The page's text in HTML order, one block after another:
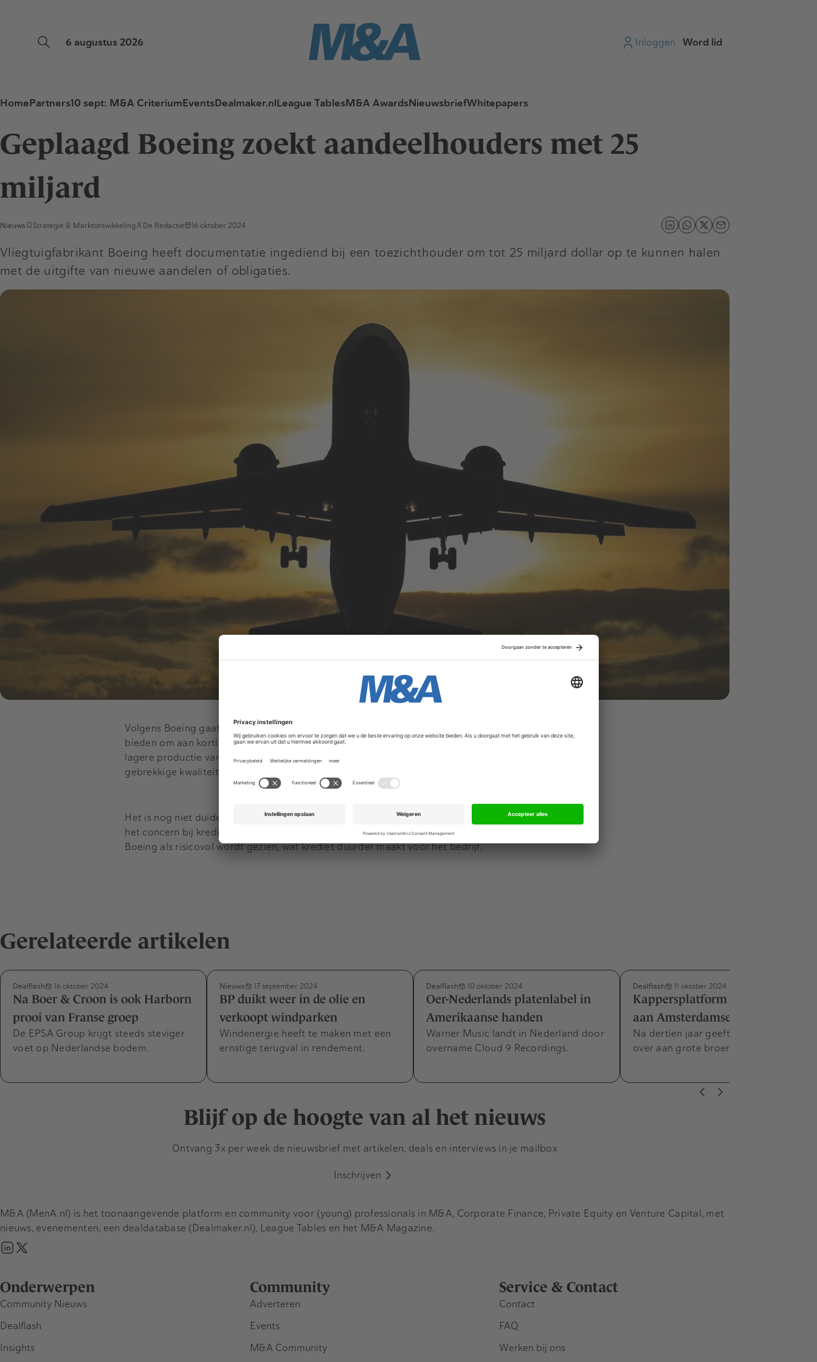
6 augustus 2026 Inloggen Word lid
HomePartners10 sept: M&A CriteriumEventsDealmaker.nlLeague TablesM&A AwardsNieuwsbriefWhitepapers
Geplaagd Boeing zoekt aandeelhouders met 25
miljard
Nieuws Strategie & Marktontwikkeling De Redactie 16 oktober 2024
Vliegtuigfabrikant Boeing heeft documentatie ingediend bij een toezichthouder om tot 25 miljard dollar op te kunnen halen
met de uitgifte van nieuwe aandelen of obligaties.
Volgens Boeing gaat het om voorzorgsmaatregelen die het bedrijf voldoende mogelijkheden moeten
bieden om aan kortlopende financiële verplichtingen te kunnen voldoen.
Boeing
kampt met een veel
lagere productie van zijn belangrijke 737 MAX-toestellen door een staking en zorgen over de
gebrekkige kwaliteitscontroles.
Het is nog niet duidelijk hoeveelBoeingwil ophalen met nieuwe aandelen. Onlangs werd duidelijk dat
het concern bij kredietbeoordelaars een junkstatus dreigt te krijgen. Dat betekent dat geld lenen aan
Boeing als risicovol wordt gezien, wat krediet duurder maakt voor het bedrijf.
Gerelateerde artikelen
Dealflash 16 oktober 2024
Na Boer & Croon is ook Harborn
prooi van Franse groep
De EPSA Group krijgt steeds steviger
voet op Nederlandse bodem.
Nieuws 17 september 2024
BP duikt weer in de olie en
verkoopt windparken
Windenergie heeft te maken met een
ernstige terugval in rendement.
Dealflash 10 oktober 2024
Oer-Nederlands platenlabel in
Amerikaanse handen
Warner Music landt in Nederland door
overname Cloud 9 Recordings.
Dealflash 11 oktober 2024
Kappersplatform maakt einde
aan Amsterdamse concurrent
Na dertien jaar geeft Salonized zich
over aan grote broer Threatwell.
Blijf op de hoogte van al het nieuws
Ontvang 3x per week de nieuwsbrief met artikelen, deals en interviews in je mailbox
Inschrijven
Onderwerpen
Community Nieuws
Dealflash
Insights
Community
Adverteren
Events
M&A Community
Service & Contact
Contact
FAQ
Werken bij ons
M&A (MenA.nl) is het toonaangevende platform en community voor (young) professionals in M&A, Corporate Finance, Private Equity en Venture Capital, met
nieuws, evenementen, een dealdatabase (Dealmaker.nl), League Tables en het M&A Magazine.